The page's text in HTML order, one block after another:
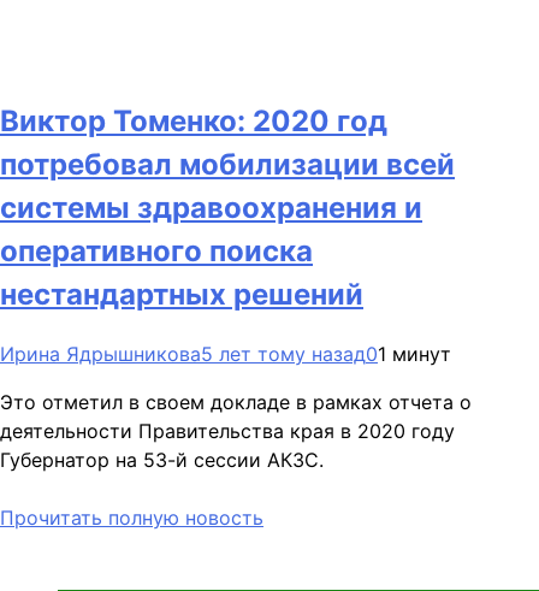
Виктор Томенко: 2020 год
потребовал мобилизации всей
системы здравоохранения и
оперативного поиска
нестандартных решений
Ирина Ядрышникова5 лет тому назад01 минут
Это отметил в своем докладе в рамках отчета о
деятельности Правительства края в 2020 году
Губернатор на 53-й сессии АКЗС.
Прочитать полную новость